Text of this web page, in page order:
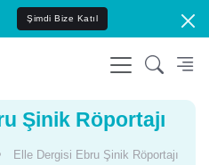
Şimdi Bize Katıl
Şinik Röportajı
Elle Dergisi Ebru Şinik Röportajı